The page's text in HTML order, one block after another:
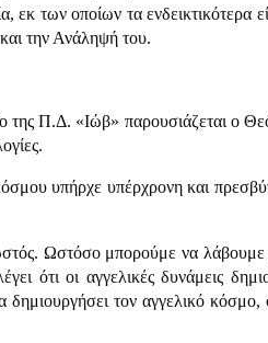
εκ των οποίων τα ενδεικτικότερα
την Ανάληψή του.
της Π.Δ. «Ιώβ» παρουσιάζεται ο
υπήρχε υπέρχρονη και
Ωστόσο μπορούμε να λάβουμε
ότι οι αγγελικές δυνάμεις
τον αγγελικό κόσμο,